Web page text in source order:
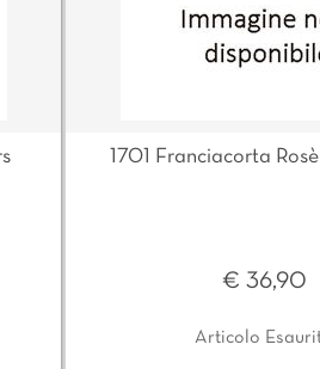
1701 Franciacorta
€ 36,90
Articolo